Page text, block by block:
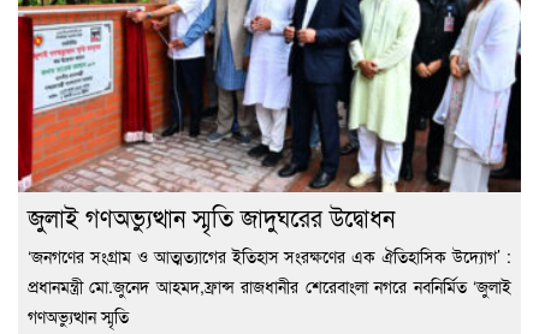
জুলাই গণঅভ্যুত্থান স্মৃতি জাদুঘরের উদ্বোধন
‘জনগণের সংগ্রাম ও আত্মত্যাগের ইতিহাস সংরক্ষণের এক ঐতিহাসিক উদ্যোগ’ :
প্রধানমন্ত্রী মো.জুনেদ আহমদ,ফ্রান্স রাজধানীর শেরেবাংলা নগরে নবনির্মিত ‘জুলাই
গণঅভ্যুত্থান স্মৃতি